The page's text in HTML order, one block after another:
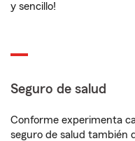
y sencillo!
Seguro de salud
Conforme experimenta
seguro de salud también